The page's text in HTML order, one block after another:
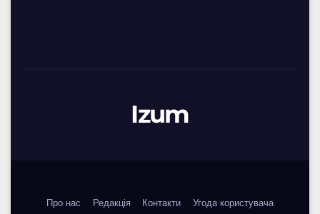
Izum
Про нас Редакція Контакти Угода користувача